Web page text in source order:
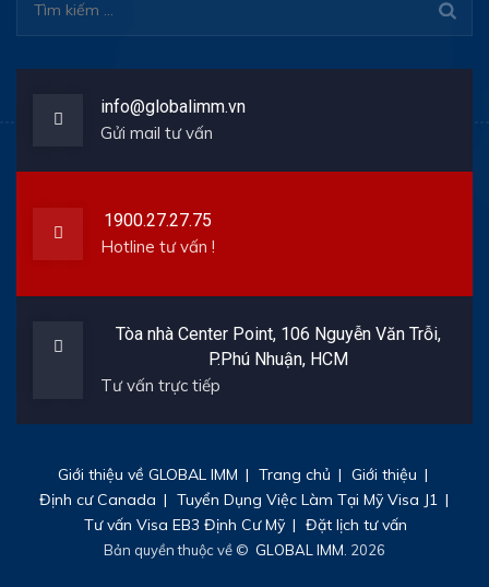
info@globalimm.vn
Gửi mail tư vấn
1900.27.27.75
Hotline tư vấn !
Tòa nhà Center Point, 106 Nguyễn Văn Trỗi,
P.Phú Nhuận, HCM
Tư vấn trực tiếp
Giới thiệu về GLOBAL IMM Trang chủ
Giới thiệu
Định cư Canada
Tuyển Dụng Việc Làm Tại Mỹ Visa J1
Tư vấn Visa EB3 Định Cư Mỹ
Đặt lịch tư vấn
Bản quyền thuộc về © GLOBAL IMM . 2026